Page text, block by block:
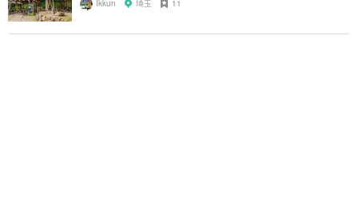
Ikkun 埼玉 11